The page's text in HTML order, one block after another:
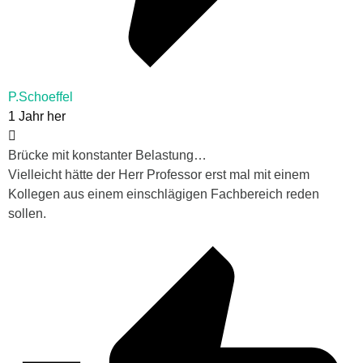
P.Schoeffel
1 Jahr her
Brücke mit konstanter Belastung…
Vielleicht hätte der Herr Professor erst mal mit einem
Kollegen aus einem einschlägigen Fachbereich reden
sollen.